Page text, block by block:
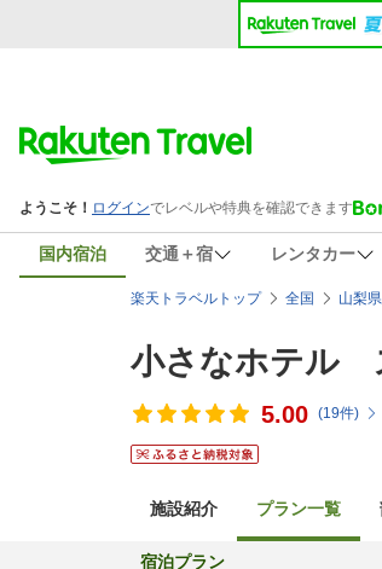
国内宿泊 交通＋宿 レンタカー
楽天トラベルトップ 全国 山梨県
小さなホテル
5.00 (19件)
施設紹介 プラン一覧
宿泊プラン